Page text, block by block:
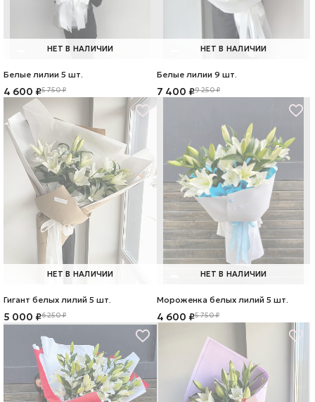
НЕТ В НАЛИЧИИ
Белые лилии 5 шт.
4 600 ₽5 750 ₽
НЕТ В НАЛИЧИИ
Белые лилии 9 шт.
7 400 ₽9 250 ₽
НЕТ В НАЛИЧИИ
Гигант белых лилий 5 шт.
5 000 ₽6 250 ₽
НЕТ В НАЛИЧИИ
Мороженка белых лилий 5 шт.
4 600 ₽5 750 ₽